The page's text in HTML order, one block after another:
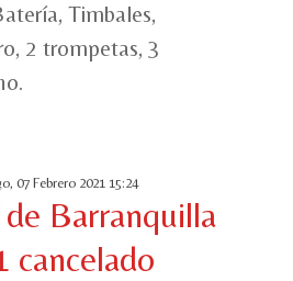
Timbales,
2 trompetas, 3
07 Febrero 2021 15:24
de Barranquilla
cancelado